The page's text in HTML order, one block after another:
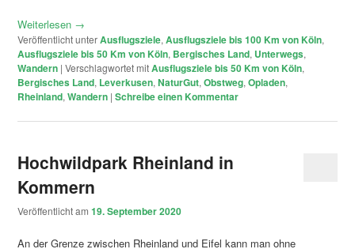
Weiterlesen →
Veröffentlicht unterAusflugsziele,Ausflugsziele bis 100 Km von Köln,
Ausflugsziele bis 50 Km von Köln, Bergisches Land, Unterwegs,
Wandern |Verschlagwortet mitAusflugsziele bis 50 Km von Köln,
Bergisches Land, Leverkusen,NaturGut,Obstweg,Opladen,
Rheinland,Wandern |Schreibe einen Kommentar
Hochwildpark Rheinland in
Kommern
Veröffentlicht am19. September 2020
An der Grenze zwischen Rheinland und Eifel kann man ohne